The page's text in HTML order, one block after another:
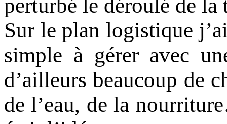
perturbé le déroulé de la
Sur le plan logistique
simple à gérer avec
d’ailleurs beaucoup de
de l’eau, de la